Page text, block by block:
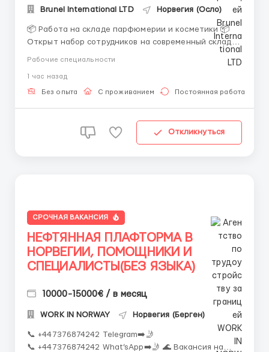
Brunel International LTD Норвегия (Осло)
📦 Работа на складе парфюмерии и косметики 📦
Открыт набор сотрудников на современный склад
парфюмерии и косметики. Берем мужчин, женщин и
семейные пары. Если раньше на складе не работали
— ничего страшного, всему обучают уже после
приезда. Работа не тяжелая. Нужно собирать
Рабочие специальности
1 час назад
Без опыта С проживанием Постоянная работа
Откликнуться
СРОЧНАЯ ВАКАНСИЯ
НЕФТЯННАЯ ПЛАФТОРМА В
НОРВЕГИИ, ПОМОЩНИКИ И
СПЕЦИАЛИСТЫ(БЕЗ ЯЗЫКА)
10000-15000€ / в месяц
WORK IN NORWAY Норвегия (Берген)
📞 +447376874242 Telegram➡️🤳
📞 +447376874242 What’sApp➡️🤳 🌊 Вакансия на